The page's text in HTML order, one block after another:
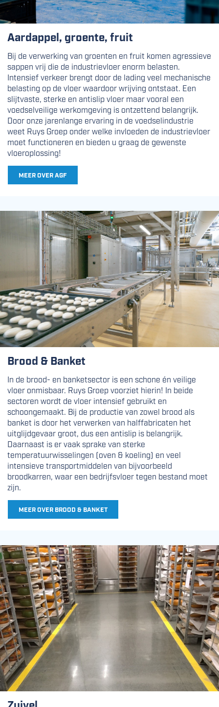
Aardappel, groente, fruit
Bij de verwerking van groenten en fruit komen agressieve
sappen vrij die de industrievloer enorm belasten.
Intensief verkeer brengt door de lading veel mechanische
belasting op de vloer waardoor wrijving ontstaat. Een
slijtvaste, sterke en antislip vloer maar vooral een
voedselveilige werkomgeving is ontzettend belangrijk.
Door onze jarenlange ervaring in de voedselindustrie
weet Ruys Groep onder welke invloeden de industrievloer
moet functioneren en bieden u graag de gewenste
vloeroplossing!
MEER OVER AGF
Brood & Banket
In de brood- en banketsector is een schone én veilige
vloer onmisbaar. Ruys Groep voorziet hierin! In beide
sectoren wordt de vloer intensief gebruikt en
schoongemaakt. Bij de productie van zowel brood als
banket is door het verwerken van halffabricaten het
uitglijdgevaar groot, dus een antislip is belangrijk.
Daarnaast is er vaak sprake van sterke
temperatuurwisselingen (oven & koeling) en veel
intensieve transportmiddelen van bijvoorbeeld
broodkarren, waar een bedrijfsvloer tegen bestand moet
zijn.
MEER OVER BROOD & BANKET